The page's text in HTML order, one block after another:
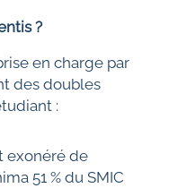
?
en charge par
des doubles
:
exonéré de
51 % du SMIC